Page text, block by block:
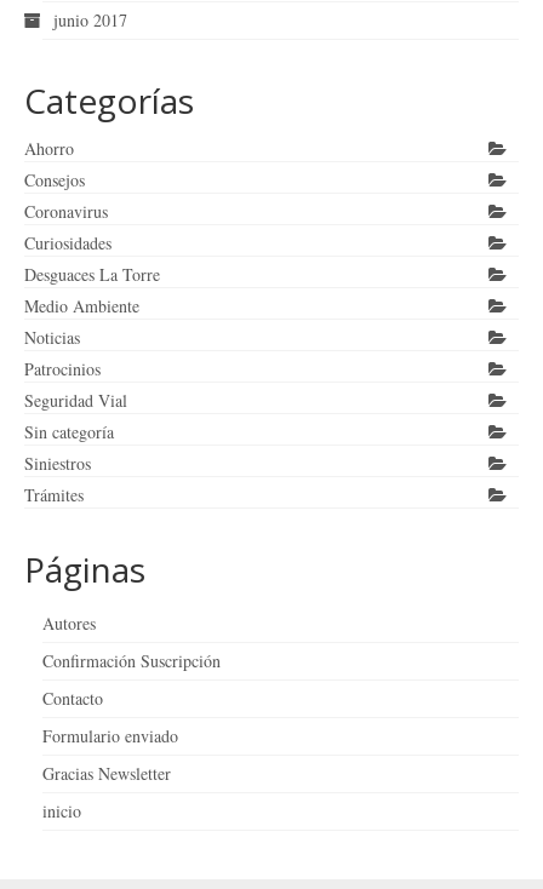
junio 2017
Categorías
Ahorro
Consejos
Coronavirus
Curiosidades
Desguaces La Torre
Medio Ambiente
Noticias
Patrocinios
Seguridad Vial
Sin categoría
Siniestros
Trámites
Páginas
Autores
Confirmación Suscripción
Contacto
Formulario enviado
Gracias Newsletter
inicio